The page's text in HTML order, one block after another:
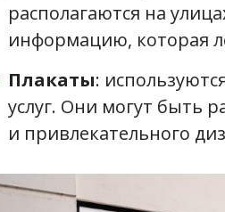
располагаются на
информацию, которая
Плакаты:
услуг. Они могут быть
и привлекательного